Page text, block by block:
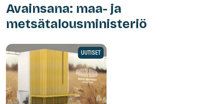
Avainsana: maa- ja
metsätalousministeriö
UUTISET